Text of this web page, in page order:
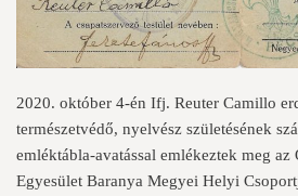
2020. október 4-én Ifj. Reuter Camillo
természetvédő, nyelvész születésének
emléktábla-avatással emlékeztek meg az
Egyesület Baranya Megyei Helyi